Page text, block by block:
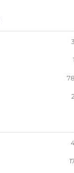
3
1
78
2